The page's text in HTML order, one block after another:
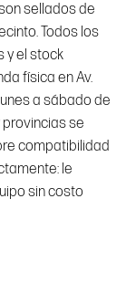
sellados de
Todos los
y el stock
física en Av.
a sábado de
provincias se
compatibilidad
le
sin costo